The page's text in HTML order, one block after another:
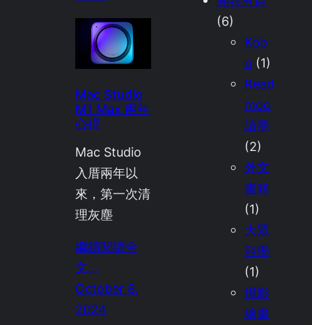
Mac Studio
M1 Max 兩年
心得
Mac Studio
入厝兩年以
來，第一次清
理灰塵
繼續閱讀全
文…
October 8,
2024
(6)
Kob
o (1)
Read
moo
讀墨
(2)
外文
書籍
(1)
大眾
科學
(1)
攝影
繪畫